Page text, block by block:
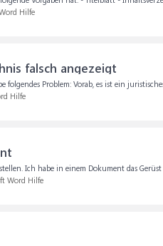
Hilfe
falsch angezeigt
Problem: Vorab, es ist ein
Hilfe
Ich habe in einem Dokument das
Word Hilfe